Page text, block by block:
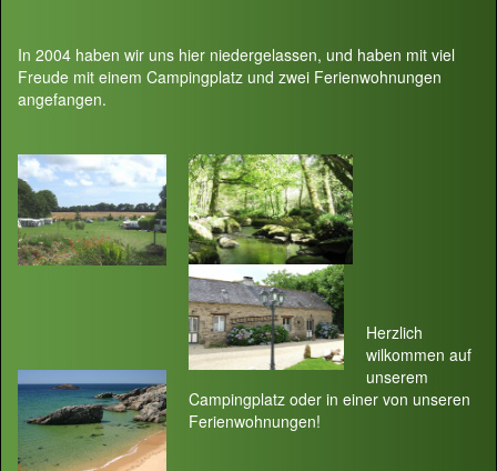
In 2004 haben wir uns hier niedergelassen, und haben mit viel
Freude mit einem Campingplatz und zwei Ferienwohnungen
angefangen.
Herzlich
wilkommen auf
unserem
Campingplatz oder in einer von unseren
Ferienwohnungen!